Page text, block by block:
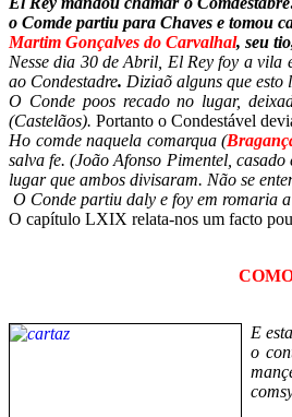
o Comde partiu para Chaves e tomou
Martim Gonçalves do Carvalhal, seu
Nesse dia 30 de Abril, El Rey foy a vila
ao Condestadre. Diziaõ alguns que esto
O Conde poos recado no lugar,
(Castelãos). Portanto o Condestável
Ho comde naquela comarqua (
salva fe. (João Afonso Pimentel,
lugar que ambos divisaram. Não se
O Conde partiu daly e foy em romaria
O capítulo LXIX relata-nos um facto
E
o